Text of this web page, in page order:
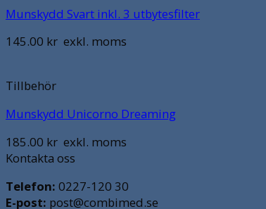
Munskydd Svart inkl. 3 utbytesfilter
145.00 kr exkl. moms
Tillbehör
Munskydd Unicorno Dreaming
185.00 kr exkl. moms
Kontakta oss
Telefon: 0227-120 30
E-post: post@combimed.se